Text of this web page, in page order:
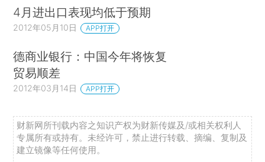
4月进出口表现均低于预期
2012年05月10日 APP打开
德商业银行：中国今年将恢复
贸易顺差
2012年03月14日 APP打开
财新网所刊载内容之知识产权为财新传媒及/或相关权利人
专属所有或持有。未经许可，禁止进行转载、摘编、复制及
建立镜像等任何使用。